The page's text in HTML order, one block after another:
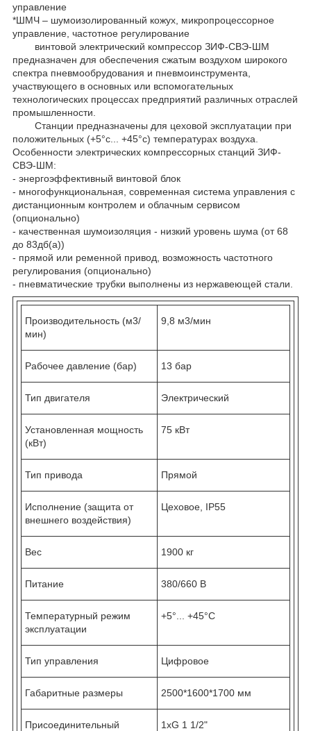
управление
*ШМЧ – шумоизолированный кожух, микропроцессорное
управление, частотное регулирование
винтовой электрический компрессор ЗИФ-СВЭ-ШМ
предназначен для обеспечения сжатым воздухом широкого
спектра пневмообрудования и пневмоинструмента,
участвующего в основных или вспомогательных
технологических процессах предприятий различных отраслей
промышленности.
Станции предназначены для цеховой эксплуатации при
положительных (+5°с... +45°с) температурах воздуха.
Особенности электрических компрессорных станций ЗИФ-
СВЭ-ШМ:
- энергоэффективный винтовой блок
- многофункциональная, современная система управления с
дистанционным контролем и облачным сервисом
(опционально)
- качественная шумоизоляция - низкий уровень шума (от 68
до 83дб(a))
- прямой или ременной привод, возможность частотного
регулирования (опционально)
- пневматические трубки выполнены из нержавеющей стали.
Производительность (м3/
мин)
9,8 м3/мин
Рабочее давление (бар) 13 бар
Тип двигателя Электрический
Установленная мощность
(кВт)
75 кВт
Тип привода Прямой
Исполнение (защита от
внешнего воздействия)
Цеховое, IP55
Вес 1900 кг
Питание 380/660 В
Температурный режим
эксплуатации
+5°... +45°С
Тип управления Цифровое
Габаритные размеры 2500*1600*1700 мм
Присоединительный
1хG 1 1/2"